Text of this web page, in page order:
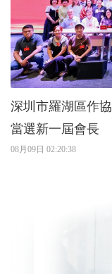
深圳市羅湖區作
當選新一屆會長
08月09日 02:20:38